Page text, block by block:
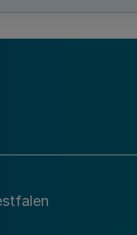
Durchführung